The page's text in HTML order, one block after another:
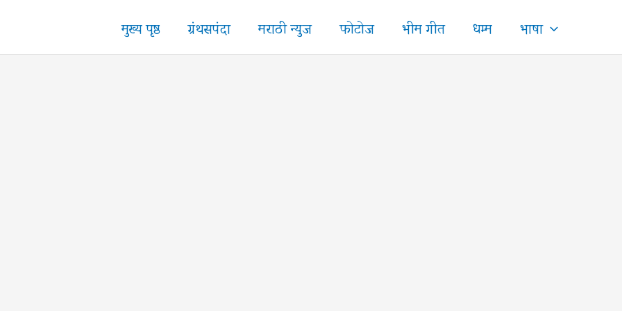
मुख्य पृष्ठ ग्रंथसपंदा मराठी न्युज फोटोज भीम गीत धम्म भाषा